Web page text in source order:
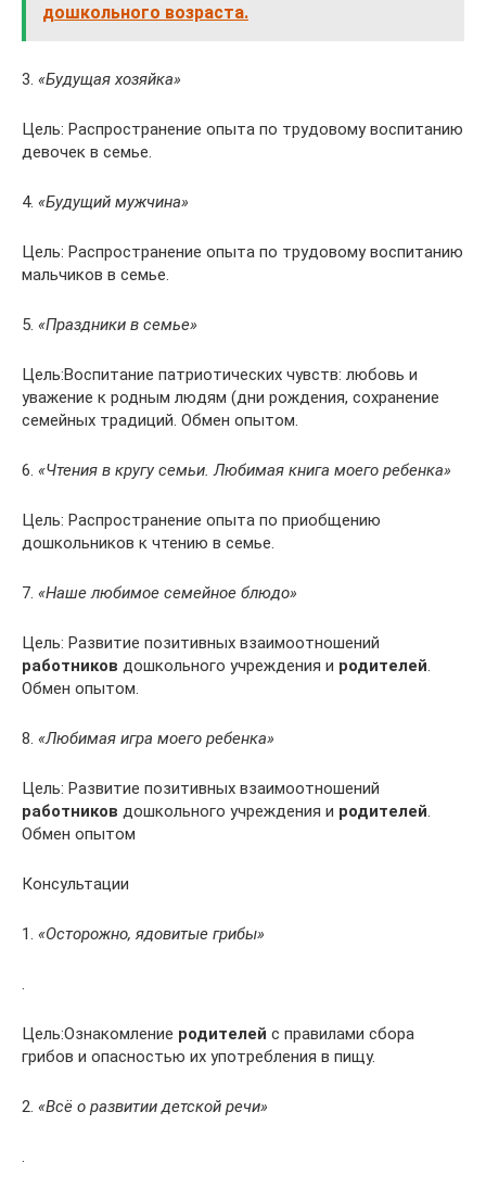
дошкольного возраста.
3. «Будущая хозяйка»
Цель: Распространение опыта по трудовому воспитанию
девочек в семье.
4. «Будущий мужчина»
Цель: Распространение опыта по трудовому воспитанию
мальчиков в семье.
5. «Праздники в семье»
Цель:Воспитание патриотических чувств: любовь и
уважение к родным людям (дни рождения, сохранение
семейных традиций. Обмен опытом.
6. «Чтения в кругу семьи. Любимая книга моего ребенка»
Цель: Распространение опыта по приобщению
дошкольников к чтению в семье.
7. «Наше любимое семейное блюдо»
Цель: Развитие позитивных взаимоотношений
работников дошкольного учреждения и родителей.
Обмен опытом.
8. «Любимая игра моего ребенка»
Цель: Развитие позитивных взаимоотношений
работников дошкольного учреждения и родителей.
Обмен опытом
Консультации
1. «Осторожно, ядовитые грибы»
.
Цель:Ознакомление родителей с правилами сбора
грибов и опасностью их употребления в пищу.
2. «Всё о развитии детской речи»
.